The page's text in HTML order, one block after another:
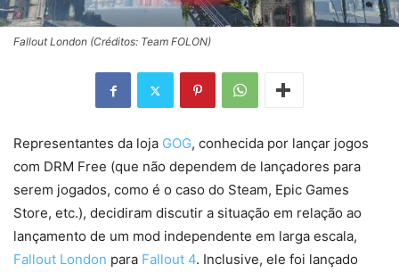
Fallout London (Créditos: Team FOLON)
Representantes da loja GOG, conhecida por lançar jogos
com DRM Free (que não dependem de lançadores para
serem jogados, como é o caso do Steam, Epic Games
Store, etc.), decidiram discutir a situação em relação ao
lançamento de um mod independente em larga escala,
Fallout London para Fallout 4. Inclusive, ele foi lançado